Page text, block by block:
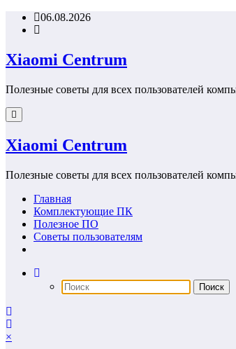
Перейти06.08.2026
Xiaomi Centrum
Полезные советы для всех пользователей
Xiaomi Centrum
Полезные советы для всех пользователей
Главная
Комплектующие ПК
Полезное ПО
Советы пользователям
×